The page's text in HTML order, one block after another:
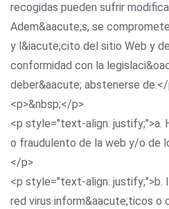
recogidas pueden sufrir
Adem&aacute;s, se
y l&iacute;cito del sitio Web y
conformidad con la
deber&aacute; abstenerse
<p>&nbsp;</p>
<p style="text-align: justify;">a.
o fraudulento de la web y/o de
</p>
<p style="text-align: justify;">b.
red virus inform&aacute;ticos o